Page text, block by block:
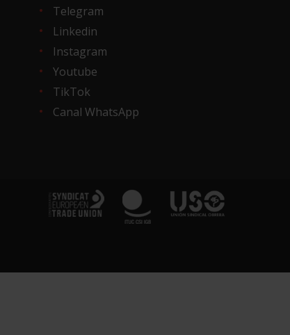
Telegram
Linkedin
Instagram
Youtube
TikTok
Canal WhatsApp